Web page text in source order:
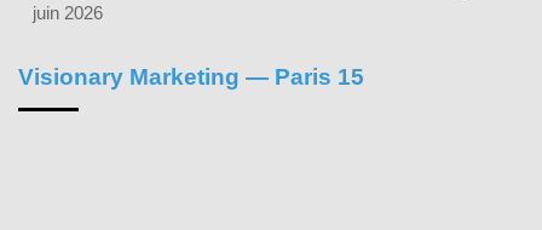
juin 2026
Visionary Marketing — Paris 15